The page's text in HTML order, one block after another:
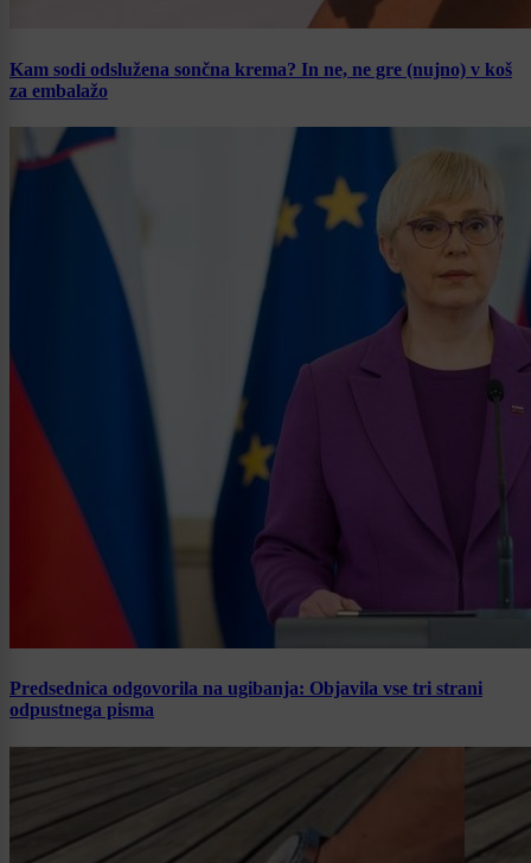
Kam sodi odslužena sončna krema? In ne, ne gre (nujno) v koš
za embalažo
Predsednica odgovorila na ugibanja: Objavila vse tri strani
odpustnega pisma